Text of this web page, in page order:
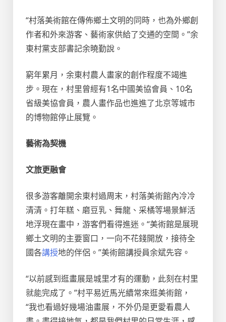
“村落美術館在傳佈鄉土文明的同時，也為外鄉創
作者和外來游客、藝術家供給了交通的空間。”余
東村黨支部書記余曉勤說。
窮年累月，余東村農人畫家的創作程度不竭進
步。現在，村里曾經有1名中國美協會員、10名
省級美協會員，農人畫作品也進進了北京等城市
的博物館停止展覽。
藝術為契機
文旅更融會
很多游客離開余東村過周末，村落美術館內冷冷
清清。打年糕、磨豆乳、舞龍、采橘等場景鮮活
地浮現在畫中，游客們看得進迷。“美術館是展現
鄉土文明的主要窗口，一向不花錢開放，接待全
國各講授地的伴侶。”美術館講授員余斌先容。
“以前感到逛畫展是城里才有的運動，此刻在村里
就能完成了。”村平易近馬光續常來逛美術館，
“我也看過好幾場油畫展，不外仍是更愛看農人